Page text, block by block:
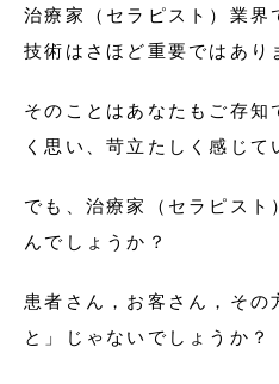
治療家（セラピスト）業界
技術はさほど重要ではあり
そのことはあなたもご存知
く思い、苛立たしく感じて
でも、治療家（セラピスト
んでしょうか？
患者さん，お客さん，その
と」じゃないでしょうか？